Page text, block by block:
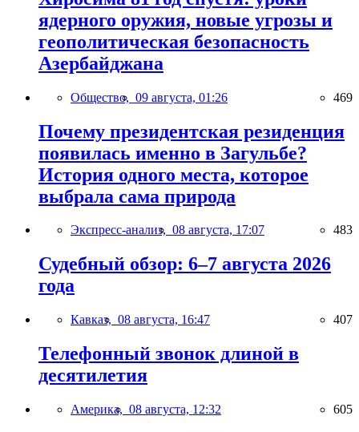
ядерного оружия, новые угрозы и
геополитическая безопасность
Азербайджана
Общество, 09 августа, 01:26 469
Почему президентская резиденция
появилась именно в Загульбе?
История одного места, которое
выбрала сама природа
Экспресс-анализ, 08 августа, 17:07 483
Судебный обзор: 6–7 августа 2026
года
Кавказ, 08 августа, 16:47 407
Телефонный звонок длиной в
десятилетия
Америка, 08 августа, 12:32 605